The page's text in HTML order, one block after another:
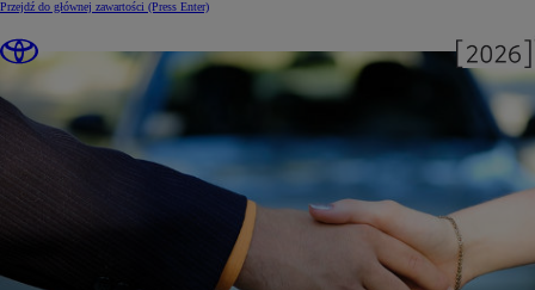
Przejdź do głównej zawartości (Press Enter)